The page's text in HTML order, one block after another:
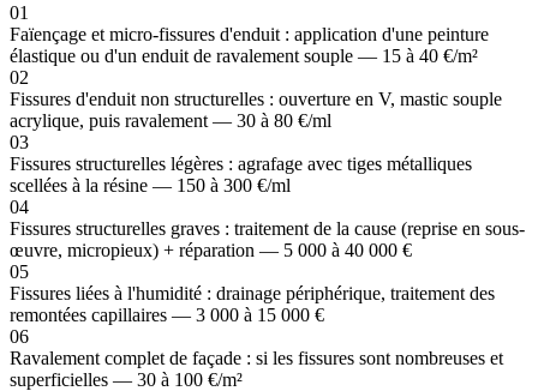
01
Faïençage et micro-fissures d'enduit : application d'une peinture
élastique ou d'un enduit de ravalement souple — 15 à 40 €/m²
02
Fissures d'enduit non structurelles : ouverture en V, mastic souple
acrylique, puis ravalement — 30 à 80 €/ml
03
Fissures structurelles légères : agrafage avec tiges métalliques
scellées à la résine — 150 à 300 €/ml
04
Fissures structurelles graves : traitement de la cause (reprise en sous-
œuvre, micropieux) + réparation — 5 000 à 40 000 €
05
Fissures liées à l'humidité : drainage périphérique, traitement des
remontées capillaires — 3 000 à 15 000 €
06
Ravalement complet de façade : si les fissures sont nombreuses et
superficielles — 30 à 100 €/m²